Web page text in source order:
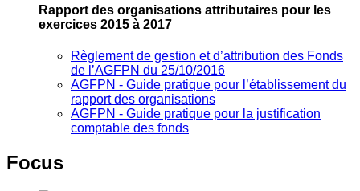
Rapport des organisations attributaires pour les
exercices 2015 à 2017
Règlement de gestion et d’attribution des Fonds
de l’AGFPN du 25/10/2016
AGFPN ‐ Guide pratique pour l’établissement du
rapport des organisations
AGFPN ‐ Guide pratique pour la justification
comptable des fonds
Focus